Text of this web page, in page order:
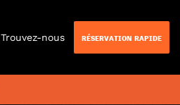
Trouvez-nous RÉSERVATION RAPIDE